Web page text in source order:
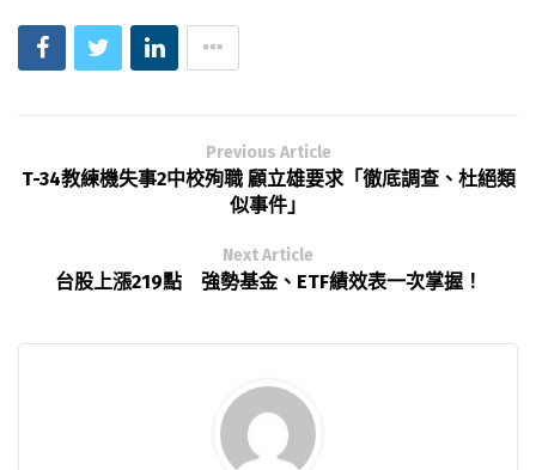
Previous Article
T-34教練機失事2中校殉職 顧立雄要求「徹底調查、杜絕類
似事件」
Next Article
台股上漲219點 強勢基金、ETF績效表一次掌握！